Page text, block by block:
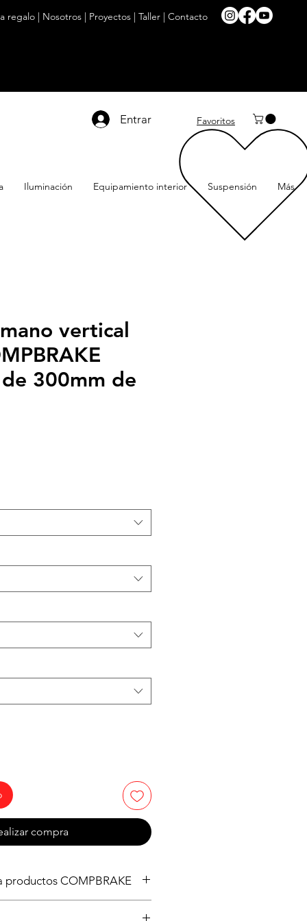
regalo | Nosotros | Proyectos | Taller | Contacto
Entrar Favoritos
Iluminación Equipamiento interior Suspensión Más
vertical
de 300mm de
compra
productos COMPBRAKE